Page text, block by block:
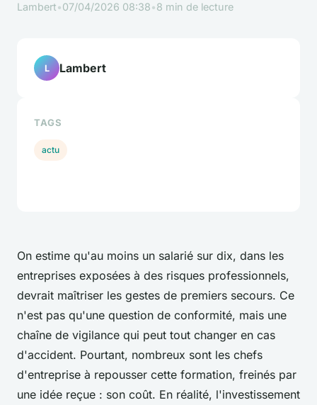
Lambert•07/04/2026 08:38•8 min de lecture
On estime qu'au moins un salarié sur dix, dans les
entreprises exposées à des risques professionnels,
devrait maîtriser les gestes de premiers secours. Ce
n'est pas qu'une question de conformité, mais une
chaîne de vigilance qui peut tout changer en cas
d'accident. Pourtant, nombreux sont les chefs
d'entreprise à repousser cette formation, freinés par
une idée reçue : son coût. En réalité, l'investissement
L Lambert
TAGS
actu